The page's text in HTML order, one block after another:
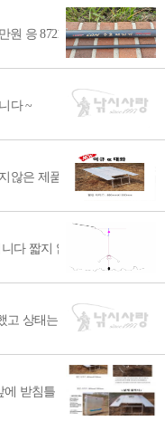
원 응 8721 0965
다 ~
은 제품입니다. 앞돌출선
다 짧지 않은 시간 동안 낚
상태는 새것으로 보셔도
받침틀 놓을수 있도록 돌